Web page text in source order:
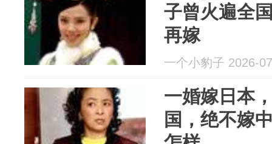
子曾火遍全
再嫁
一个小豹子 2026-
一婚嫁日本
国，绝不嫁